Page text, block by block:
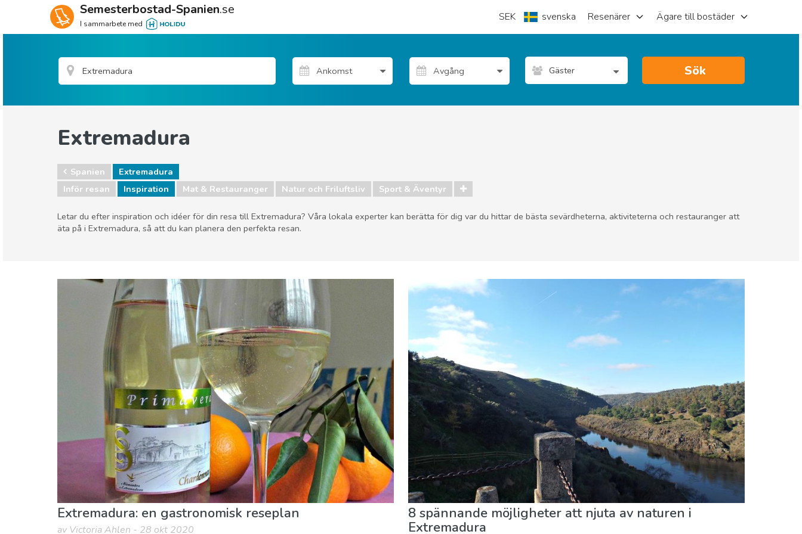
Semesterbostad-Spanien.se
I sammarbete med
SEK svenska Resenärer Ägare till bostäder
Gäster Sök
Extremadura
Spanien
Extremadura
Inför resan
Inspiration Mat & Restauranger Natur och Friluftsliv Sport & Äventyr
Letar du efter inspiration och idéer för din resa till Extremadura? Våra lokala experter kan berätta för dig var du hittar de bästa sevärdheterna, aktiviteterna och restauranger att
äta på i Extremadura, så att du kan planera den perfekta resan.
Mat & Restauranger
Natur och Friluftsliv Sport & Äventyr
Extremadura: en gastronomisk reseplan
av Victoria Ahlen - 28 okt 2020
8 spännande möjligheter att njuta av naturen i
Extremadura